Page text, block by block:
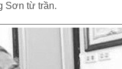
Sơn từ trần.